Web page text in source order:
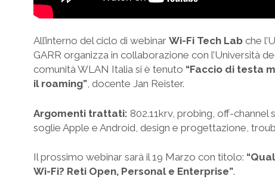
All’interno del ciclo di webinar Wi-Fi Tech Lab che
GARR organizza in collaborazione con l’Università
comunità WLAN Italia si è tenuto “Faccio di testa
il roaming”, docente Jan Reister.
Argomenti trattati: 802.11krv, probing, off-channel
soglie Apple e Android, design e progettazione,
Il prossimo webinar sarà il 19 Marzo con titolo:
Wi-Fi? Reti Open, Personal e Enterprise”.